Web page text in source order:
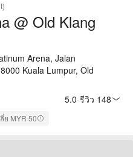
@ Old Klang
Arena, Jalan
Kuala Lumpur, Old
5.0 รีวิว 148
ย MYR 50